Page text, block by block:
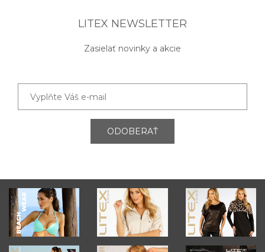
LITEX NEWSLETTER
Zasielať novinky a akcie
ODOBERAŤ